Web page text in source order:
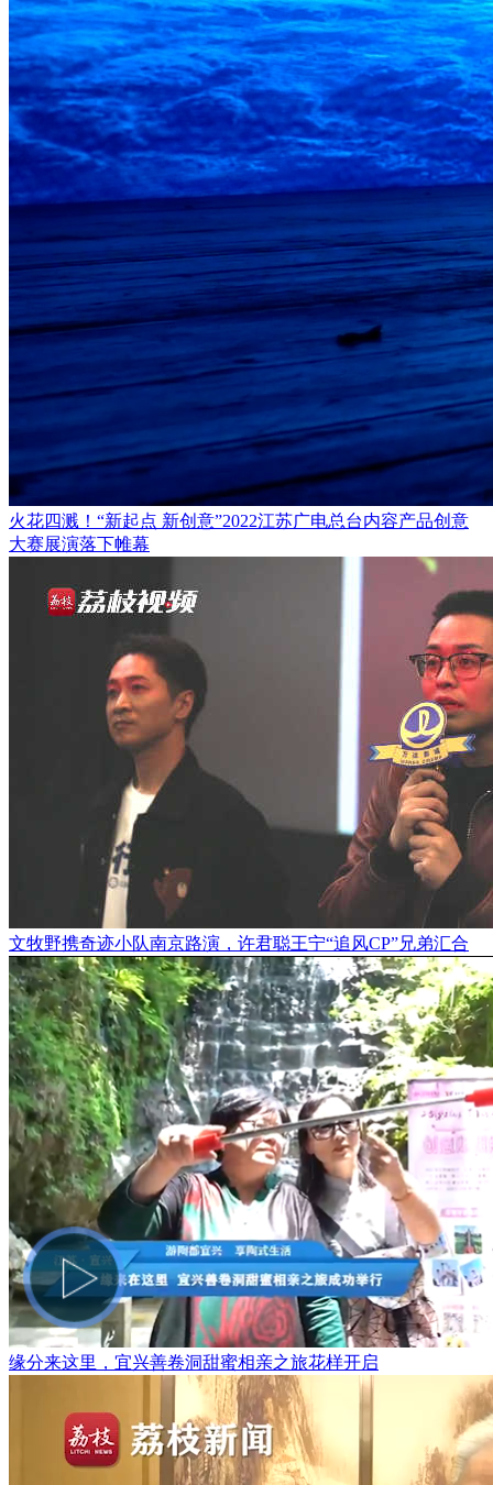
火花四溅！“新起点 新创意”2022江苏广电总台内容产品创意
大赛展演落下帷幕
文牧野携奇迹小队南京路演，许君聪王宁“追风CP”兄弟汇合
缘分来这里，宜兴善卷洞甜蜜相亲之旅花样开启